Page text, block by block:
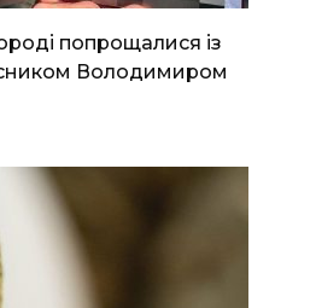
попрощалися із
Володимиром